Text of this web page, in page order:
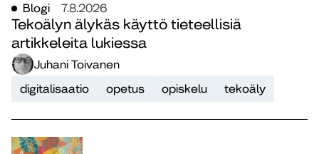
Blogi 7.8.2026
Tekoälyn älykäs käyttö tieteellisiä
artikkeleita lukiessa
Juhani Toivanen
digitalisaatio
opetus opiskelu tekoäly